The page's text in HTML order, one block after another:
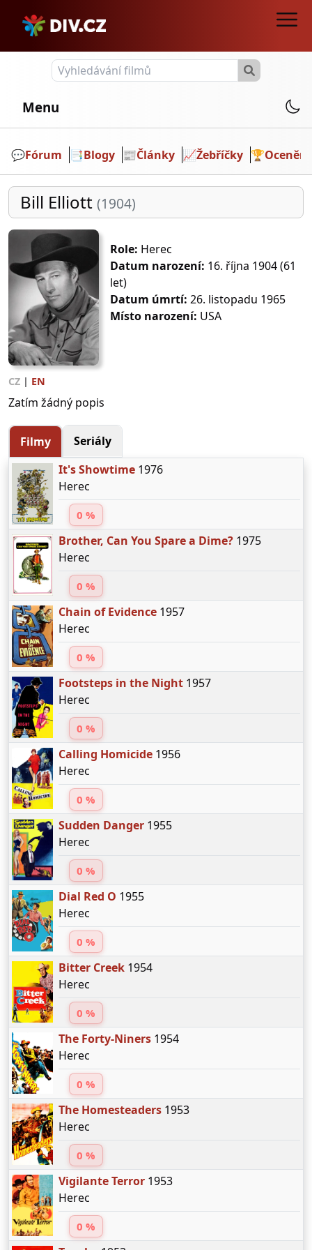
Menu
💬️Fórum 📑Blogy 📰Články 📈Žebříčky 🏆Ocenění
Bill Elliott (1904)
Role: Herec
Datum narození: 16. října 1904 (61
let)
Datum úmrtí: 26. listopadu 1965
Místo narození: USA
CZ | EN
Zatím žádný popis
Filmy
Seriály
It's Showtime1976
Herec
0 %
Brother, Can You Spare a Dime?1975
Herec
0 %
Chain of Evidence1957
Herec
0 %
Footsteps in the Night1957
Herec
0 %
Calling Homicide1956
Herec
0 %
Sudden Danger1955
Herec
0 %
Dial Red O 1955
Herec
0 %
Bitter Creek1954
Herec
0 %
The Forty-Niners1954
Herec
0 %
The Homesteaders1953
Herec
0 %
Vigilante Terror1953
Herec
0 %